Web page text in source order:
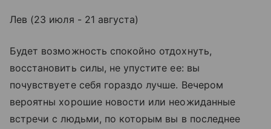
Лев (23 июля - 21 августа)
Будет возможность спокойно отдохнуть,
восстановить силы, не упустите ее: вы
почувствуете себя гораздо лучше. Вечером
вероятны хорошие новости или неожиданные
встречи с людьми, по которым вы в последнее